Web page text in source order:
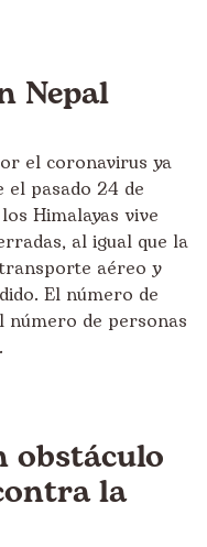
Nepal
el coronavirus ya
el pasado 24 de
Himalayas vive
al igual que la
aéreo y
El número de
número de personas
obstáculo
la